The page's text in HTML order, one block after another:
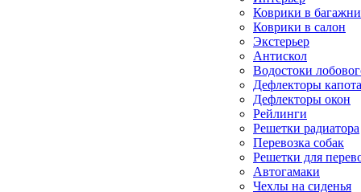
Коврики в
Коврики в салон
Экстерьер
Антискол
Водостоки
Дефлекторы капота
Дефлекторы окон
Рейлинги
Решетки радиатора
Перевозка собак
Решетки для
Автогамаки
Чехлы на сиденья